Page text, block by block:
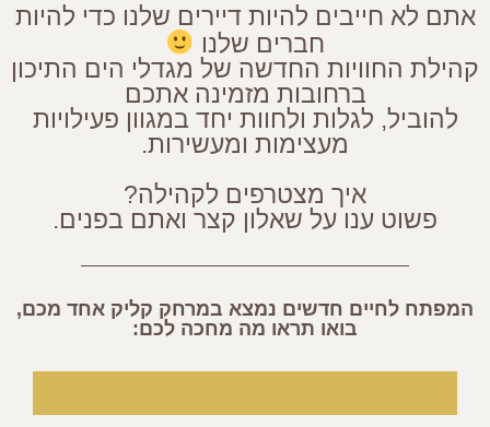
אתם לא חייבים להיות דיירים שלנו כדי להיות
חברים שלנו
קהילת החוויות החדשה של מגדלי הים התיכון
ברחובות מזמינה אתכם
להוביל, לגלות ולחוות יחד במגוון פעילויות
מעצימות ומעשירות.
איך מצטרפים לקהילה?
פשוט ענו על שאלון קצר ואתם בפנים.
המפתח לחיים חדשים נמצא במרחק קליק אחד מכם,
בואו תראו מה מחכה לכם: